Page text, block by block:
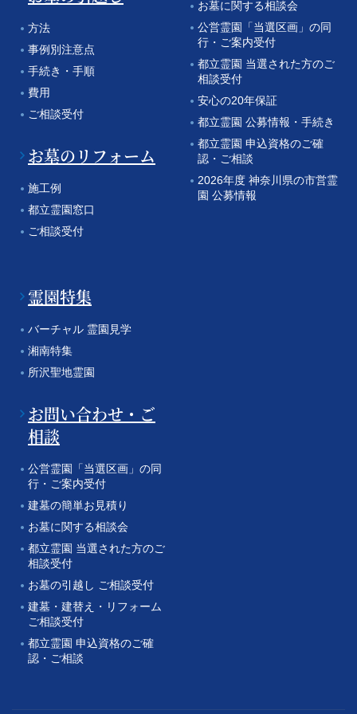
方法
事例別注意点
手続き・手順
費用
ご相談受付
お墓のリフォーム
施工例
都立霊園窓口
ご相談受付
お墓に関する相談会
公営霊園「当選区画」の同
行・ご案内受付
都立霊園 当選された方のご
相談受付
安心の20年保証
都立霊園 公募情報・手続き
都立霊園 申込資格のご確
認・ご相談
2026年度 神奈川県の市営霊
園 公募情報
霊園特集
バーチャル 霊園見学
湘南特集
所沢聖地霊園
お問い合わせ・ご
相談
公営霊園「当選区画」の同
行・ご案内受付
建墓の簡単お見積り
お墓に関する相談会
都立霊園 当選された方のご
相談受付
お墓の引越し ご相談受付
建墓・建替え・リフォーム
ご相談受付
都立霊園 申込資格のご確
認・ご相談